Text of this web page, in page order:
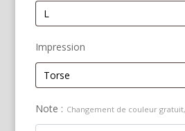
Impression
Note : Changement de couleur